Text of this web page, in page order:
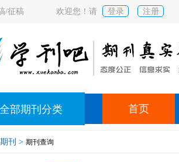
/征稿 欢迎您！请 登录 注册
全部期刊分类 首页
期刊 > 期刊查询